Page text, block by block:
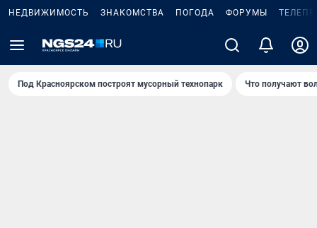
НЕДВИЖИМОСТЬ ЗНАКОМСТВА ПОГОДА ФОРУМЫ
Под Крaсноярском построят мусорный технопарк Что получают